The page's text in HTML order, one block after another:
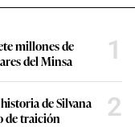
millones de
del Minsa
1
de Silvana
de traición
2